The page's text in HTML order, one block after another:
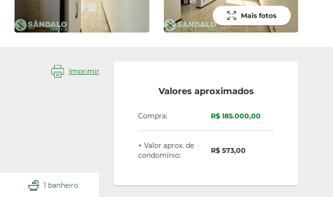
Mais fotos
Imprimir
1 banheiro
Valores aproximados
Compra: R$ 185.000,00
+ Valor aprox. de
condomínio:
R$ 573,00